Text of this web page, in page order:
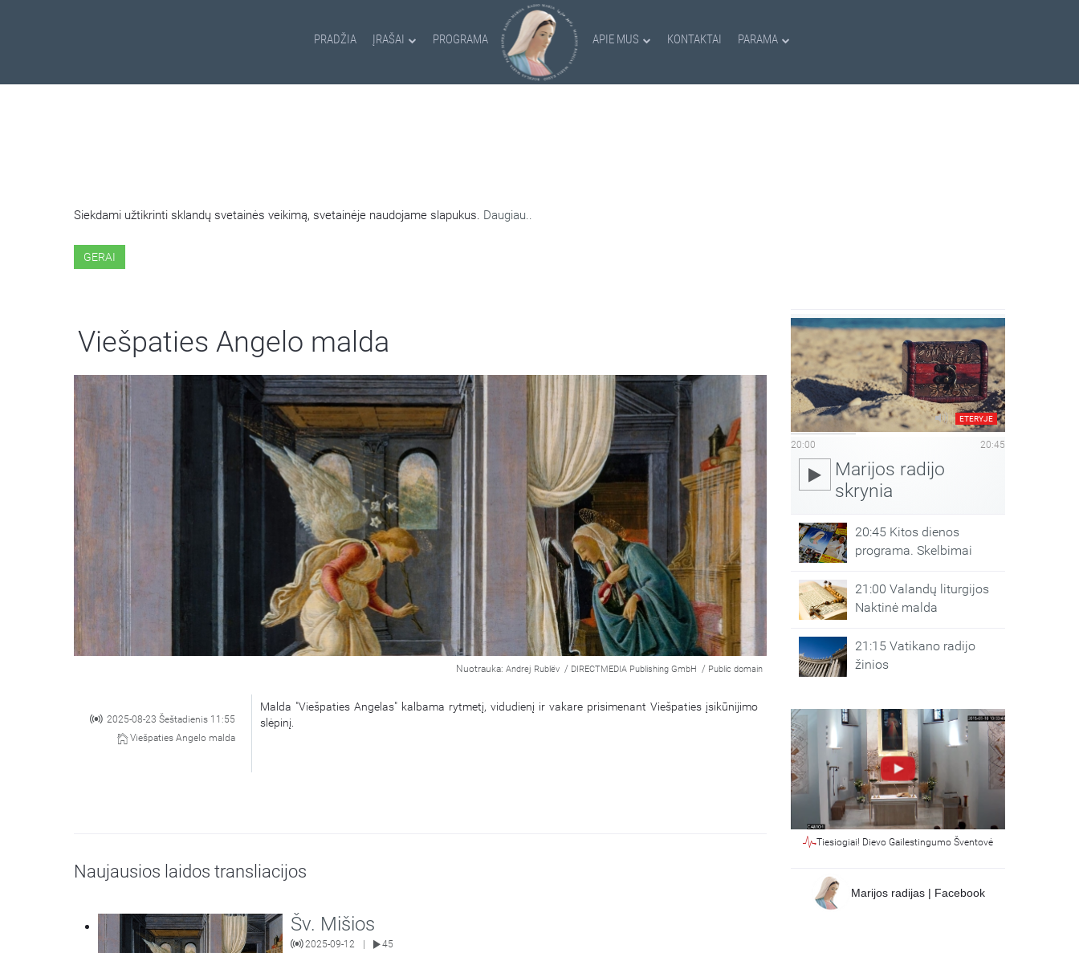
PRADŽIA ĮRAŠAI PROGRAMA APIE MUS KONTAKTAI PARAMA
Siekdami užtikrinti sklandų svetainės veikimą, svetainėje naudojame slapukus. Daugiau..
GERAI
Viešpaties Angelo malda
Nuotrauka: Andrej Rublëv / DIRECTMEDIA Publishing GmbH / Public domain
2025-08-23 Šeštadienis 11:55
Viešpaties Angelo malda
Malda "Viešpaties Angelas" kalbama rytmetį, vidudienį ir vakare prisimenant Viešpaties įsikūnijimo
slėpinį.
Naujausios laidos transliacijos
Šv. Mišios
2025-09-12 45
ETERYJE
20:00 20:45
Marijos radijo
skrynia
20:45 Kitos dienos
programa. Skelbimai
21:00 Valandų liturgijos
Naktinė malda
21:15 Vatikano radijo
žinios
Tiesiogiai! Dievo Gailestingumo Šventovė
Marijos radijas | Facebook